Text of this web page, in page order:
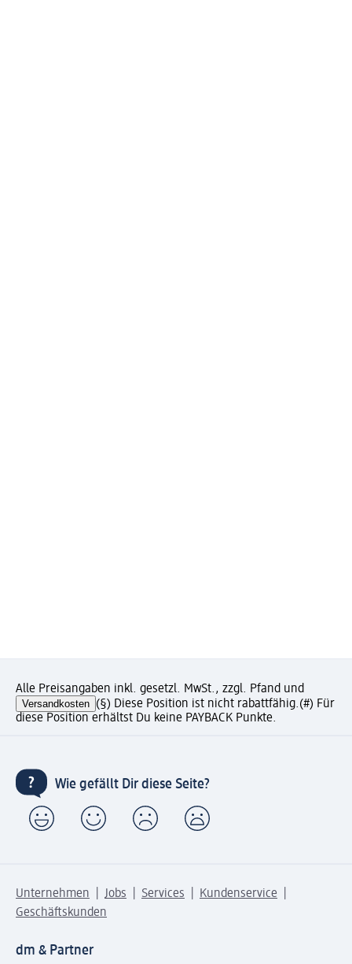
Alle Preisangaben inkl. gesetzl. MwSt., zzgl. Pfand und
Versandkosten (§) Diese Position ist nicht rabattfähig.(#) Für
diese Position erhältst Du keine PAYBACK Punkte.
Wie gefällt Dir diese Seite?
Unternehmen Jobs Services
Kundenservice
Geschäftskunden
dm & Partner